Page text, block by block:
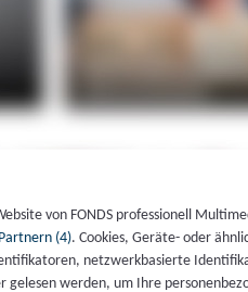
von FONDS professionell
Partnern (4). Cookies, Geräte- oder
netzwerkbasierte
werden, um Ihre